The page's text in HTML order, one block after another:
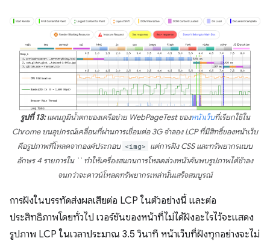
รูปที่ 13:แผนภูมิน้ำตกของเครือข่าย WebPageTest ของหน้าเว็บที่เรียกใช้ใน
Chrome บนอุปกรณ์เคลื่อนที่ผ่านการเชื่อมต่อ 3G จำลอง LCP ที่มีสิทธิ์ของหน้าเว็บ
คือรูปภาพที่โหลดจากองค์ประกอบ <img> แต่การฝัง CSS และทรัพยากรแบบ
อักษร 4 รายการใน `` ทำให้เครื่องสแกนการโหลดล่วงหน้าค้นพบรูปภาพได้ช้าลง
จนกว่าจะดาวน์โหลดทรัพยากรเหล่านั้นเสร็จสมบูรณ์
การฝังในบรรทัดส่งผลเสียต่อ LCP ในตัวอย่างนี้ และต่อ
ประสิทธิภาพโดยทั่วไป เวอร์ชันของหน้าที่ไม่ได้ฝังอะไรไว้จะแสดง
รูปภาพ LCP ในเวลาประมาณ 3.5 วินาที หน้าเว็บที่ฝังทุกอย่างจะไม่